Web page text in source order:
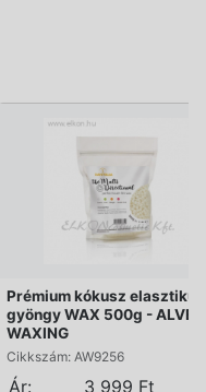
Prémium kókusz elasztikus
gyöngy WAX 500g -
WAXING
Cikkszám: AW9256
Ár: 3 999 Ft